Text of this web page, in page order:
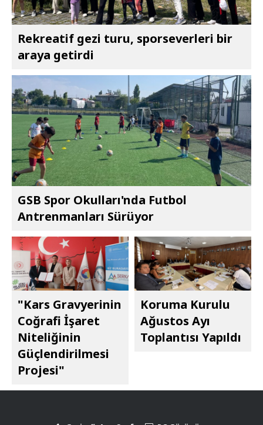
Rekreatif gezi turu, sporseverleri bir
araya getirdi
GSB Spor Okulları'nda Futbol
Antrenmanları Sürüyor
"Kars Gravyerinin
Coğrafi İşaret
Niteliğinin
Güçlendirilmesi
Projesi"
Koruma Kurulu
Ağustos Ayı
Toplantısı Yapıldı